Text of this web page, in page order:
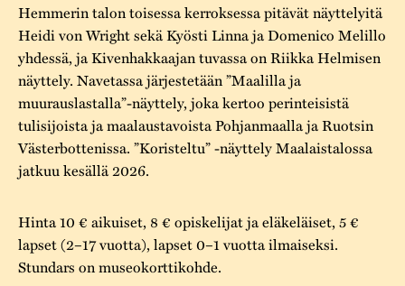
Hemmerin talon toisessa kerroksessa pitävät näyttelyitä
Heidi von Wright sekä Kyösti Linna ja Domenico Melillo
yhdessä, ja Kivenhakkaajan tuvassa on Riikka Helmisen
näyttely. Navetassa järjestetään ”Maalilla ja
muurauslastalla”-näyttely, joka kertoo perinteisistä
tulisijoista ja maalaustavoista Pohjanmaalla ja Ruotsin
Västerbottenissa. ”Koristeltu” -näyttely Maalaistalossa
jatkuu kesällä 2026.
Hinta 10 € aikuiset, 8 € opiskelijat ja eläkeläiset, 5 €
lapset (2–17 vuotta), lapset 0–1 vuotta ilmaiseksi.
Stundars on museokorttikohde.